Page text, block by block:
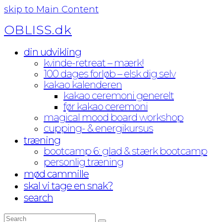
skip to Main Content
OBLISS.dk
din udvikling
kvinde-retreat – mærk!
100 dages forløb – elsk dig selv
kakao kalenderen
kakao ceremoni generelt
før kakao ceremoni
magical mood board workshop
cupping- & energikursus
træning
bootcamp 6: glad & stærk bootcamp
personlig træning
mød cammille
skal vi tage en snak?
search
Search